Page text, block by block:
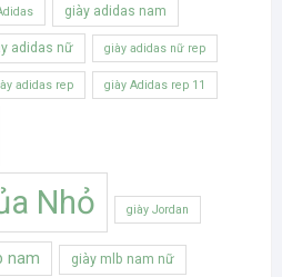
giày adidas nam
adidas nữ giày adidas nữ rep
adidas rep giày Adidas rep 11
Nhỏ
giày Jordan
nam giày mlb nam nữ